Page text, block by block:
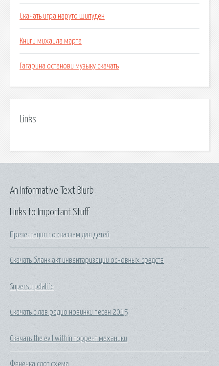
Скачать игра наруто шипуден
Книги михаила марта
Гагарина останови музыку скачать
Links
Links to Important Stuff
Презентация по сказкам для детей
Скачать бланк акт инвентаризации основных средств
Supersu pdalife
Скачать с лав радио новинки песен 2015
Скачать the evil within торрент механики
Фенечка слот схема
An Informative Text Blurb